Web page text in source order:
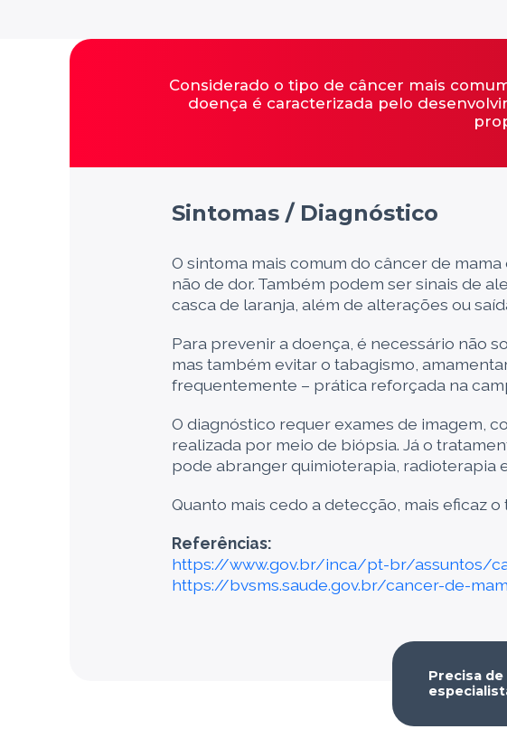
Considerado o tipo de câncer mais
doença é caracterizada pelo
Sintomas / Diagnóstico
O sintoma mais comum do câncer de
não de dor. Também podem ser sinais de
casca de laranja, além de alterações ou
Para prevenir a doença, é necessário não
mas também evitar o tabagismo,
frequentemente – prática reforçada na
O diagnóstico requer exames de imagem,
realizada por meio de biópsia. Já o
pode abranger quimioterapia, radioterapia
Quanto mais cedo a detecção, mais eficaz
Referências:
https://www.gov.br/inca/pt-br/assuntos/
https://bvsms.saude.gov.br/cancer-de-
Precisa